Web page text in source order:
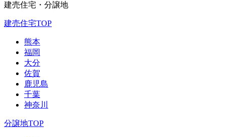
建売住宅・分譲地
建売住宅TOP
熊本
福岡
大分
佐賀
鹿児島
千葉
神奈川
分譲地TOP